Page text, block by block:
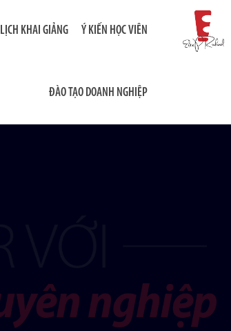
LỊCH KHAI GIẢNG Ý KIẾN HỌC VIÊN
ĐÀO TẠO DOANH NGHIỆP